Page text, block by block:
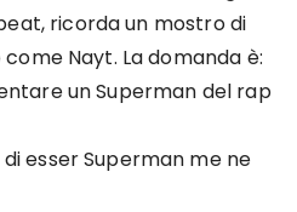
ricorda un mostro di
Nayt. La domanda è:
un Superman del rap
esser Superman me ne